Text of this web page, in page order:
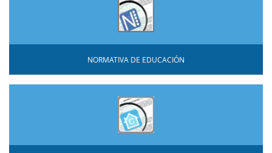
NORMATIVA DE EDUCACIÓN